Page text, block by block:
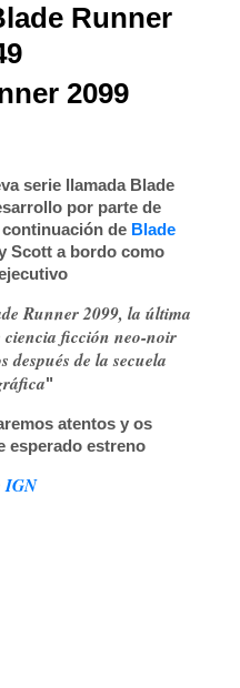
Runner
serie llamada Blade
por parte de
de Blade
Scott a bordo como
Runner 2099, la última
ficción neo-noir
después de la secuela
"
atentos y os
esperado estreno
IGN